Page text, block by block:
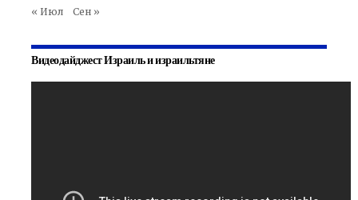
« Июл Сен »
Видеодайджест Израиль и израильтяне